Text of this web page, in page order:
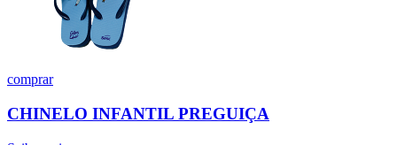
comprar
CHINELO INFANTIL PREGUIÇA